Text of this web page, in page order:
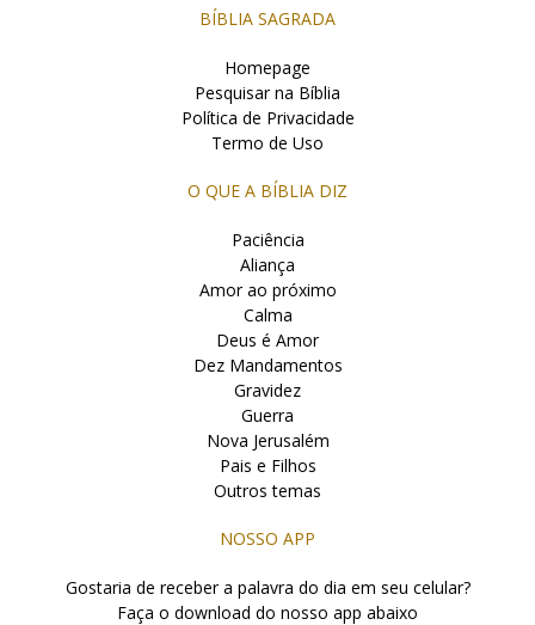
BÍBLIA SAGRADA
Homepage
Pesquisar na Bíblia
Política de Privacidade
Termo de Uso
O QUE A BÍBLIA DIZ
Paciência
Aliança
Amor ao próximo
Calma
Deus é Amor
Dez Mandamentos
Gravidez
Guerra
Nova Jerusalém
Pais e Filhos
Outros temas
NOSSO APP
Gostaria de receber a palavra do dia em seu celular?
Faça o download do nosso app abaixo